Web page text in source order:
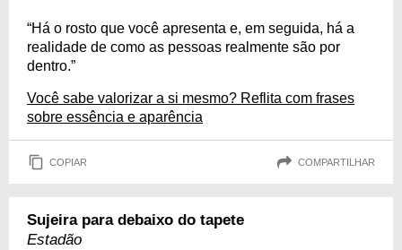
“Há o rosto que você apresenta e, em seguida, há a
realidade de como as pessoas realmente são por
dentro.”
Você sabe valorizar a si mesmo? Reflita com frases
sobre essência e aparência
COPIAR COMPARTILHAR
Sujeira para debaixo do tapete
Estadão